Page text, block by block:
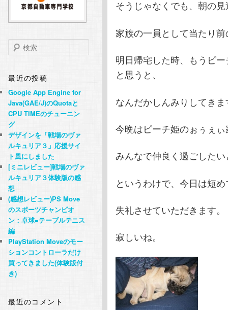
移
動 そうじゃなくでも、朝の
家族の一員として当たり
明日帰宅した時、もうピ
と思うと、
なんだかしんみりしてき
今晩はピーチ姫のぉぅぇ
みんなで仲良く過ごした
というわけで、今日は短
失礼させていただきます。
寂しいね。
検
索
最近の投稿
Google App Engine for
Java(GAE/J)のQuotaと
CPU TIMEのチューニン
グ
デザインを「戦場のヴァ
ルキュリア３」応援サイ
ト風にしました
[ミニレビュー]戦場のヴァ
ルキュリア３体験版の感
想
(感想レビュー)PS Move
のスポーツチャンピオ
ン：卓球=テーブルテニス
編
PlayStation Moveのモー
ションコントローラだけ
買ってきました(体験版付
き)
最近のコメント